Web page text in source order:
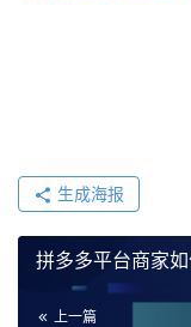
生成海报
拼多多平台商家如
上一篇